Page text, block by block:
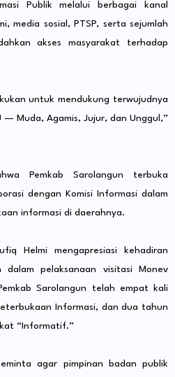
Publik melalui berbagai kanal
media sosial, PTSP, serta sejumlah
akses masyarakat terhadap
untuk mendukung terwujudnya
— Muda, Agamis, Jujur, dan Unggul,”
Pemkab Sarolangun terbuka
dengan Komisi Informasi dalam
informasi di daerahnya.
Helmi mengapresiasi kehadiran
dalam pelaksanaan visitasi Monev
Sarolangun telah empat kali
Informasi, dan dua tahun
“Informatif.”
agar pimpinan badan publik